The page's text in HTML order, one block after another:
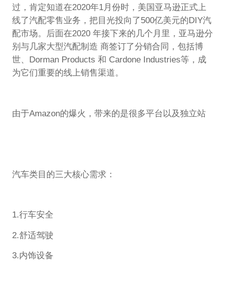
过，肯定知道在2020年1月份时，美国亚马逊正式上
线了汽配零售业务，把目光投向了500亿美元的DIY汽
配市场。后面在2020 年接下来的几个月里，亚马逊分
别与几家大型汽配制造 商签订了分销合同，包括博
世、Dorman Products 和 Cardone Industries等，成
为它们重要的线上销售渠道。
由于Amazon的爆火，带来的是很多平台以及独立站
汽车类目的三大核心需求：
1.行车安全
2.舒适驾驶
3.内饰设备